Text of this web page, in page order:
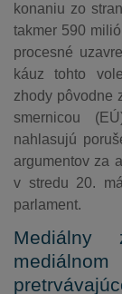
konaniu zo
takmer 590
procesné
káuz tohto
zhody pôvodne
smernicou
nahlasujú
argumentov za
v stredu 20.
parlament.
Mediálny